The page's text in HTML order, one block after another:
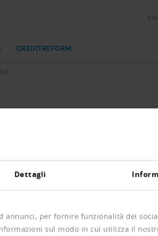
Dettagli
annunci, per fornire funzionalità dei
sul modo in cui utilizza il
CREDITREFORM
vergangenen Jahr eine Zunahme um
Pleiten von Privatpersonen aus.
rückläufig hingegen
erwarteten Konkursverluste